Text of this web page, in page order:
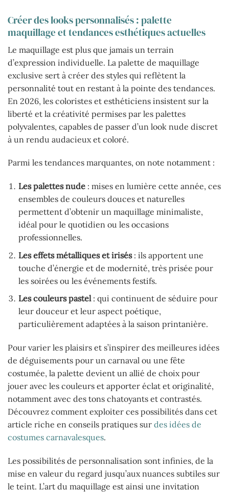
Créer des looks personnalisés : palette
maquillage et tendances esthétiques actuelles
Le maquillage est plus que jamais un terrain
d’expression individuelle. La palette de maquillage
exclusive sert à créer des styles qui reflètent la
personnalité tout en restant à la pointe des tendances.
En 2026, les coloristes et esthéticiens insistent sur la
liberté et la créativité permises par les palettes
polyvalentes, capables de passer d’un look nude discret
à un rendu audacieux et coloré.
Parmi les tendances marquantes, on note notamment :
Les palettes nude: mises en lumière cette année, ces
ensembles de couleurs douces et naturelles
permettent d’obtenir un maquillage minimaliste,
idéal pour le quotidien ou les occasions
professionnelles.
Les effets métalliques et irisés: ils apportent une
touche d’énergie et de modernité, très prisée pour
les soirées ou les événements festifs.
Les couleurs pastel: qui continuent de séduire pour
leur douceur et leur aspect poétique,
particulièrement adaptées à la saison printanière.
Pour varier les plaisirs et s’inspirer des meilleures idées
de déguisements pour un carnaval ou une fête
costumée, la palette devient un allié de choix pour
jouer avec les couleurs et apporter éclat et originalité,
notamment avec des tons chatoyants et contrastés.
Découvrez comment exploiter ces possibilités dans cet
article riche en conseils pratiques sur des idées de
costumes carnavalesques.
Les possibilités de personnalisation sont infinies, de la
mise en valeur du regard jusqu’aux nuances subtiles sur
le teint. L’art du maquillage est ainsi une invitation